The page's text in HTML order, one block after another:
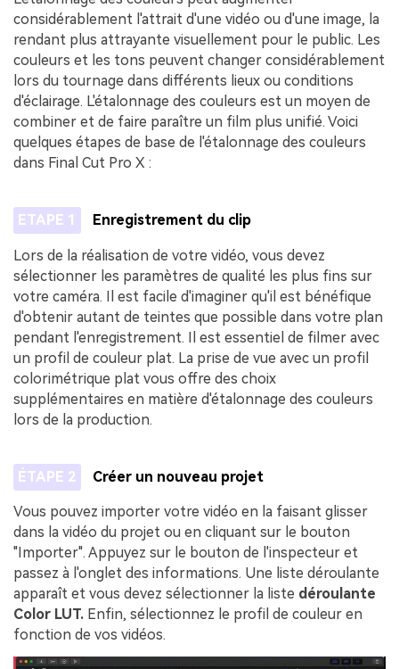
considérablement l'attrait d'une vidéo ou d'une image, la
rendant plus attrayante visuellement pour le public.󠀲󠀡󠀤󠀥󠀡󠀢󠀤󠀦󠀨󠀳󠀰 Les
couleurs et les tons peuvent changer considérablement
lors du tournage dans différents lieux ou conditions
d'éclairage.󠀲󠀡󠀤󠀥󠀡󠀢󠀤󠀦󠀩󠀳󠀰 L'étalonnage des couleurs est un moyen de
combiner et de faire paraître un film plus unifié.󠀲󠀡󠀤󠀥󠀡󠀢󠀤󠀧󠀠󠀳󠀰 Voici
quelques étapes de base de l'étalonnage des couleurs
dans Final Cut Pro X :
ETAPE 1 Enregistrement du clip
Lors de la réalisation de votre vidéo, vous devez
sélectionner les paramètres de qualité les plus fins sur
votre caméra.󠀲󠀡󠀤󠀥󠀡󠀢󠀤󠀧󠀣󠀳󠀰 Il est facile d'imaginer qu'il est bénéfique
d'obtenir autant de teintes que possible dans votre plan
pendant l'enregistrement.󠀲󠀡󠀤󠀥󠀡󠀢󠀤󠀧󠀤󠀳󠀰 Il est essentiel de filmer avec
un profil de couleur plat.󠀲󠀡󠀤󠀥󠀡󠀢󠀤󠀧󠀥󠀳󠀰 La prise de vue avec un profil
colorimétrique plat vous offre des choix
supplémentaires en matière d'étalonnage des couleurs
lors de la production.
ÉTAPE 2 Créer un nouveau projet
Vous pouvez importer votre vidéo en la faisant glisser
dans la vidéo du projet ou en cliquant sur le bouton
"Importer". Appuyez sur le bouton de l'inspecteur et
passez à l'onglet des informations. Une liste déroulante
apparaît et vous devez sélectionner la liste déroulante
Color LUT. Enfin, sélectionnez le profil de couleur en
fonction de vos vidéos.